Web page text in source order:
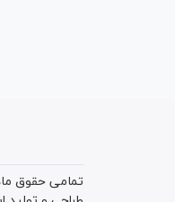
تمامی حقوق